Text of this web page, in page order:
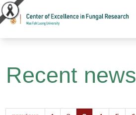
Recent news